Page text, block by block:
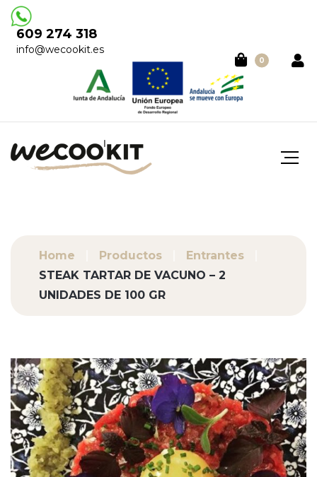
609 274 318
info@wecookit.es
0
Home Productos
Entrantes
STEAK TARTAR DE VACUNO – 2
UNIDADES DE 100 GR